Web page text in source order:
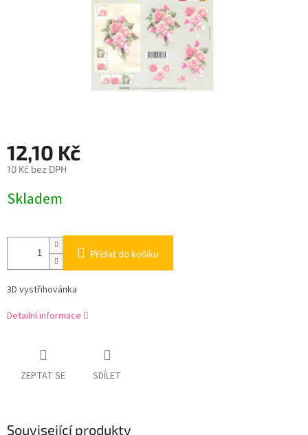
12,10 Kč
10 Kč bez DPH
cena:
Skladem
Přidat do košíku
3D vystřihovánka
Detailní informace
ZEPTAT SE SDÍLET
Související produkty